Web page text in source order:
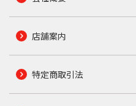
店舗案内
特定商取引法